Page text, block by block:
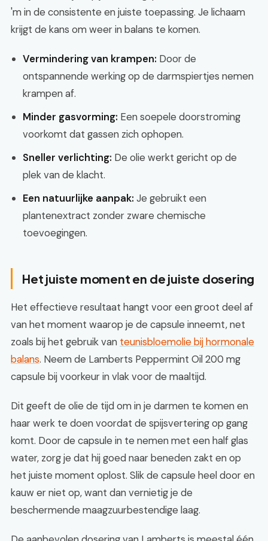
'm in de consistente en juiste toepassing. Je lichaam
krijgt de kans om weer in balans te komen.
Vermindering van krampen: Door de
ontspannende werking op de darmspiertjes nemen
krampen af.
Minder gasvorming: Een soepele doorstroming
voorkomt dat gassen zich ophopen.
Sneller verlichting: De olie werkt gericht op de
plek van de klacht.
Een natuurlijke aanpak: Je gebruikt een
plantenextract zonder zware chemische
toevoegingen.
Het juiste moment en de juiste dosering
Het effectieve resultaat hangt voor een groot deel af
van het moment waarop je de capsule inneemt, net
zoals bij het gebruik van teunisbloemolie bij hormonale
balans. Neem de Lamberts Peppermint Oil 200 mg
capsule bij voorkeur in vlak voor de maaltijd.
Dit geeft de olie de tijd om in je darmen te komen en
haar werk te doen voordat de spijsvertering op gang
komt. Door de capsule in te nemen met een half glas
water, zorg je dat hij goed naar beneden zakt en op
het juiste moment oplost. Slik de capsule heel door en
kauw er niet op, want dan vernietig je de
beschermende maagzuurbestendige laag.